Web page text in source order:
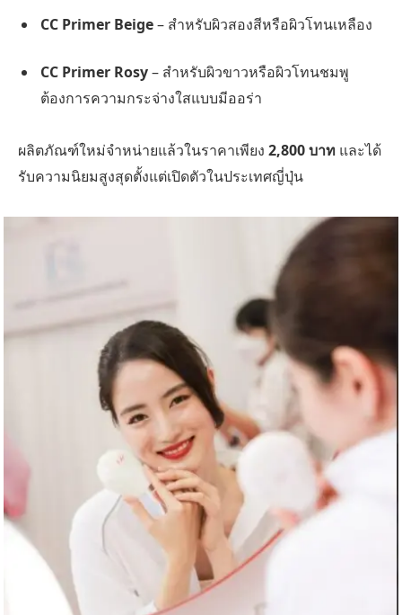
CC Primer Beige– สำหรับผิวสองสีหรือผิวโทนเหลือง
CC Primer Rosy– สำหรับผิวขาวหรือผิวโทนชมพู
ต้องการความกระจ่างใสแบบมีออร่า
ผลิตภัณฑ์ใหม่จำหน่ายแล้วในราคาเพียง 2,800 บาท และได้
รับความนิยมสูงสุดตั้งแต่เปิดตัวในประเทศญี่ปุ่น